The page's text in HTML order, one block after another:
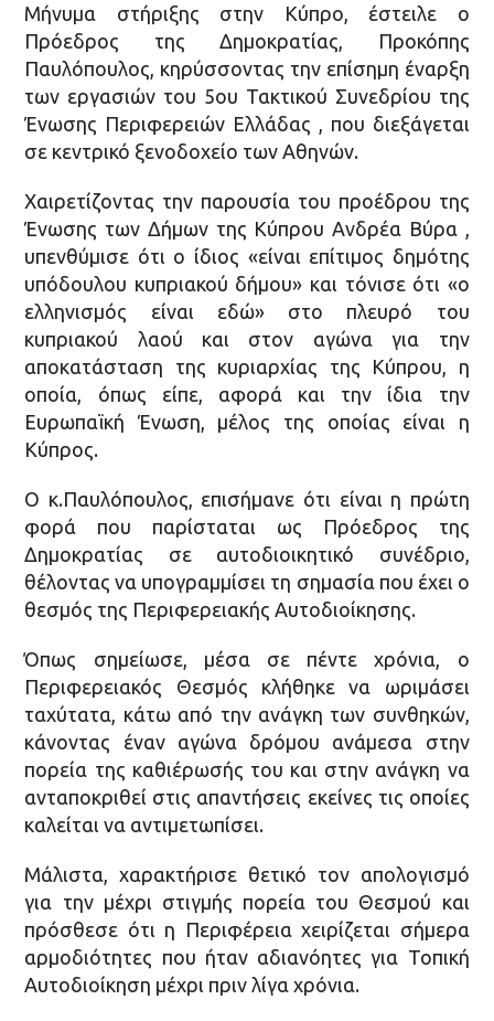
Μήνυμα στήριξης στην Κύπρο, έστειλε ο
Πρόεδρος της Δημοκρατίας, Προκόπης
Παυλόπουλος, κηρύσσοντας την επίσημη έναρξη
των εργασιών του 5ου Τακτικού Συνεδρίου της
Ένωσης Περιφερειών Ελλάδας , που διεξάγεται
σε κεντρικό ξενοδοχείο των Αθηνών.
Χαιρετίζοντας την παρουσία του προέδρου της
Ένωσης των Δήμων της Κύπρου Ανδρέα Βύρα ,
υπενθύμισε ότι ο ίδιος «είναι επίτιμος δημότης
υπόδουλου κυπριακού δήμου» και τόνισε ότι «ο
ελληνισμός είναι εδώ» στο πλευρό του
κυπριακού λαού και στον αγώνα για την
αποκατάσταση της κυριαρχίας της Κύπρου, η
οποία, όπως είπε, αφορά και την ίδια την
Ευρωπαϊκή Ένωση, μέλος της οποίας είναι η
Κύπρος.
Ο κ.Παυλόπουλος, επισήμανε ότι είναι η πρώτη
φορά που παρίσταται ως Πρόεδρος της
Δημοκρατίας σε αυτοδιοικητικό συνέδριο,
θέλοντας να υπογραμμίσει τη σημασία που έχει ο
θεσμός της Περιφερειακής Αυτοδιοίκησης.
Όπως σημείωσε, μέσα σε πέντε χρόνια, ο
Περιφερειακός Θεσμός κλήθηκε να ωριμάσει
ταχύτατα, κάτω από την ανάγκη των συνθηκών,
κάνοντας έναν αγώνα δρόμου ανάμεσα στην
πορεία της καθιέρωσής του και στην ανάγκη να
ανταποκριθεί στις απαντήσεις εκείνες τις οποίες
καλείται να αντιμετωπίσει.
Μάλιστα, χαρακτήρισε θετικό τον απολογισμό
για την μέχρι στιγμής πορεία του Θεσμού και
πρόσθεσε ότι η Περιφέρεια χειρίζεται σήμερα
αρμοδιότητες που ήταν αδιανόητες για Τοπική
Αυτοδιοίκηση μέχρι πριν λίγα χρόνια.